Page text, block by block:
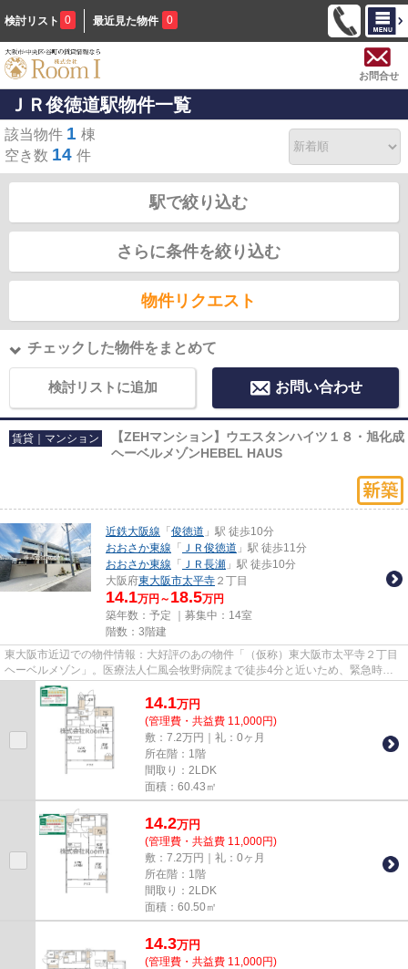
検討リスト 0 最近見た物件 0
お問合せ
ＪＲ俊徳道駅物件一覧
該当物件 1 棟
空き数 14 件
駅で絞り込む
さらに条件を絞り込む
物件リクエスト
チェックした物件をまとめて
検討リストに追加 お問い合わせ
賃貸｜マンション
【ZEHマンション】ウエスタンハイツ１８・旭化成
ヘーベルメゾンHEBEL HAUS
近鉄大阪線 「 俊徳道 」駅 徒歩10分
おおさか東線 「 ＪＲ俊徳道 」駅 徒歩11分
おおさか東線 「 ＪＲ長瀬 」駅 徒歩10分
大阪府東大阪市太平寺 ２丁目
14.1万円～ 18.5万円
築年数：予定 ｜募集中： 14室
階数：3階建
東大阪市近辺での物件情報：大好評のあの物件「（仮称）東大阪市太平寺２丁目
ヘーベルメゾン」。医療法人仁風会牧野病院まで徒歩4分と近いため、緊急時に
もすぐに病院まで行けます。通...
14.1万円
(管理費・共益費 11,000円)
敷：7.2万円｜礼：0ヶ月
所在階：1階
間取り：2LDK
面積：60.43㎡
14.2万円
(管理費・共益費 11,000円)
敷：7.2万円｜礼：0ヶ月
所在階：1階
間取り：2LDK
面積：60.50㎡
14.3万円
(管理費・共益費 11,000円)